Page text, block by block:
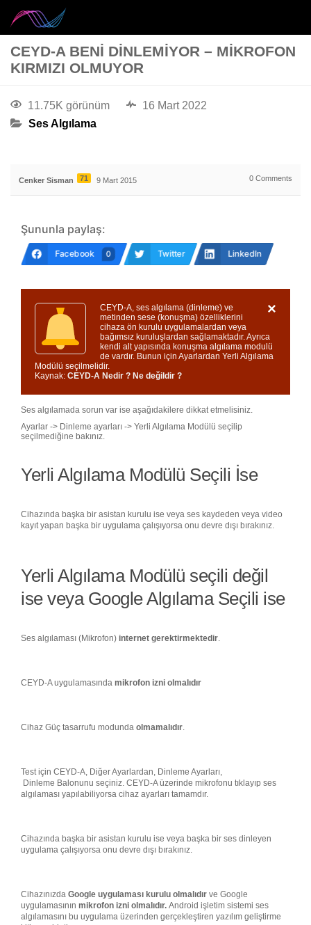
CEYD-A BENI DINLEMIYOR – MIKROFON
KIRMIZI OLMUYOR
11.75K görünüm
16 Mart 2022
Ses Algılama
Cenker Sisman 71 9 Mart 2015 0 Comments
Şununla paylaş:
Facebook 0 Twitter LinkedIn
×
CEYD-A, ses algılama (dinleme) ve
metinden sese (konuşma) özelliklerini
cihaza ön kurulu uygulamalardan veya
bağımsız kuruluşlardan sağlamaktadır. Ayrıca
kendi alt yapısında konuşma algılama modulü
de vardır. Bunun için Ayarlardan Yerli Algılama
Modülü seçilmelidir.
Kaynak: CEYD-A Nedir ? Ne değildir ?
Ses algılamada sorun var ise aşağıdakilere dikkat etmelisiniz.
Ayarlar -> Dinleme ayarları -> Yerli Algılama Modülü seçilip
seçilmediğine bakınız.
Yerli Algılama Modülü Seçili İse
Cihazında başka bir asistan kurulu ise veya ses kaydeden veya video
kayıt yapan başka bir uygulama çalışıyorsa onu devre dışı bırakınız.
Yerli Algılama Modülü seçili değil
ise veya Google Algılama Seçili ise
Ses algılaması (Mikrofon) internet gerektirmektedir
CEYD-A uygulamasında mikrofon izni olmalıdır
Cihaz Güç tasarrufu modunda olmamalıdır
Test için CEYD-A, Diğer Ayarlardan, Dinleme Ayarları,
Dinleme Balonunu seçiniz. CEYD-A üzerinde mikrofonu tıklayıp ses
algılaması yapılabiliyorsa cihaz ayarları tamamdır.
Cihazında başka bir asistan kurulu ise veya başka bir ses dinleyen
uygulama çalışıyorsa onu devre dışı bırakınız.
Cihazınızda Google uygulaması kurulu olmalıdır ve Google
uygulamasının mikrofon izni olmalıdır. Android işletim sistemi ses
algılamasını bu uygulama üzerinden gerçekleştiren yazılım geliştirme